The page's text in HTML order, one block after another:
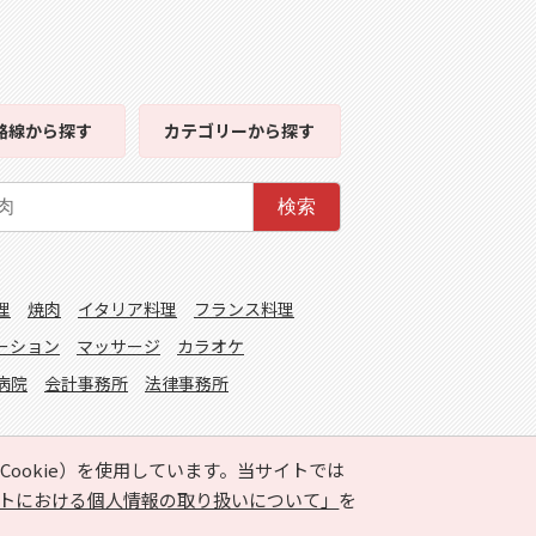
）を使用しています。当サイトでは
における個人情報の取り扱いについて」 を
線から探す カテゴリーから探す
検索
焼肉 イタリア料理
フランス料理
ション マッサージ
カラオケ
院 会計事務所 法律事務所